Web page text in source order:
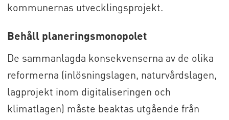
kommunernas utvecklingsprojekt.
Behåll planeringsmonopolet
De sammanlagda konsekvenserna av de olika
reformerna (inlösningslagen, naturvårdslagen,
lagprojekt inom digitaliseringen och
klimatlagen) måste beaktas utgående från